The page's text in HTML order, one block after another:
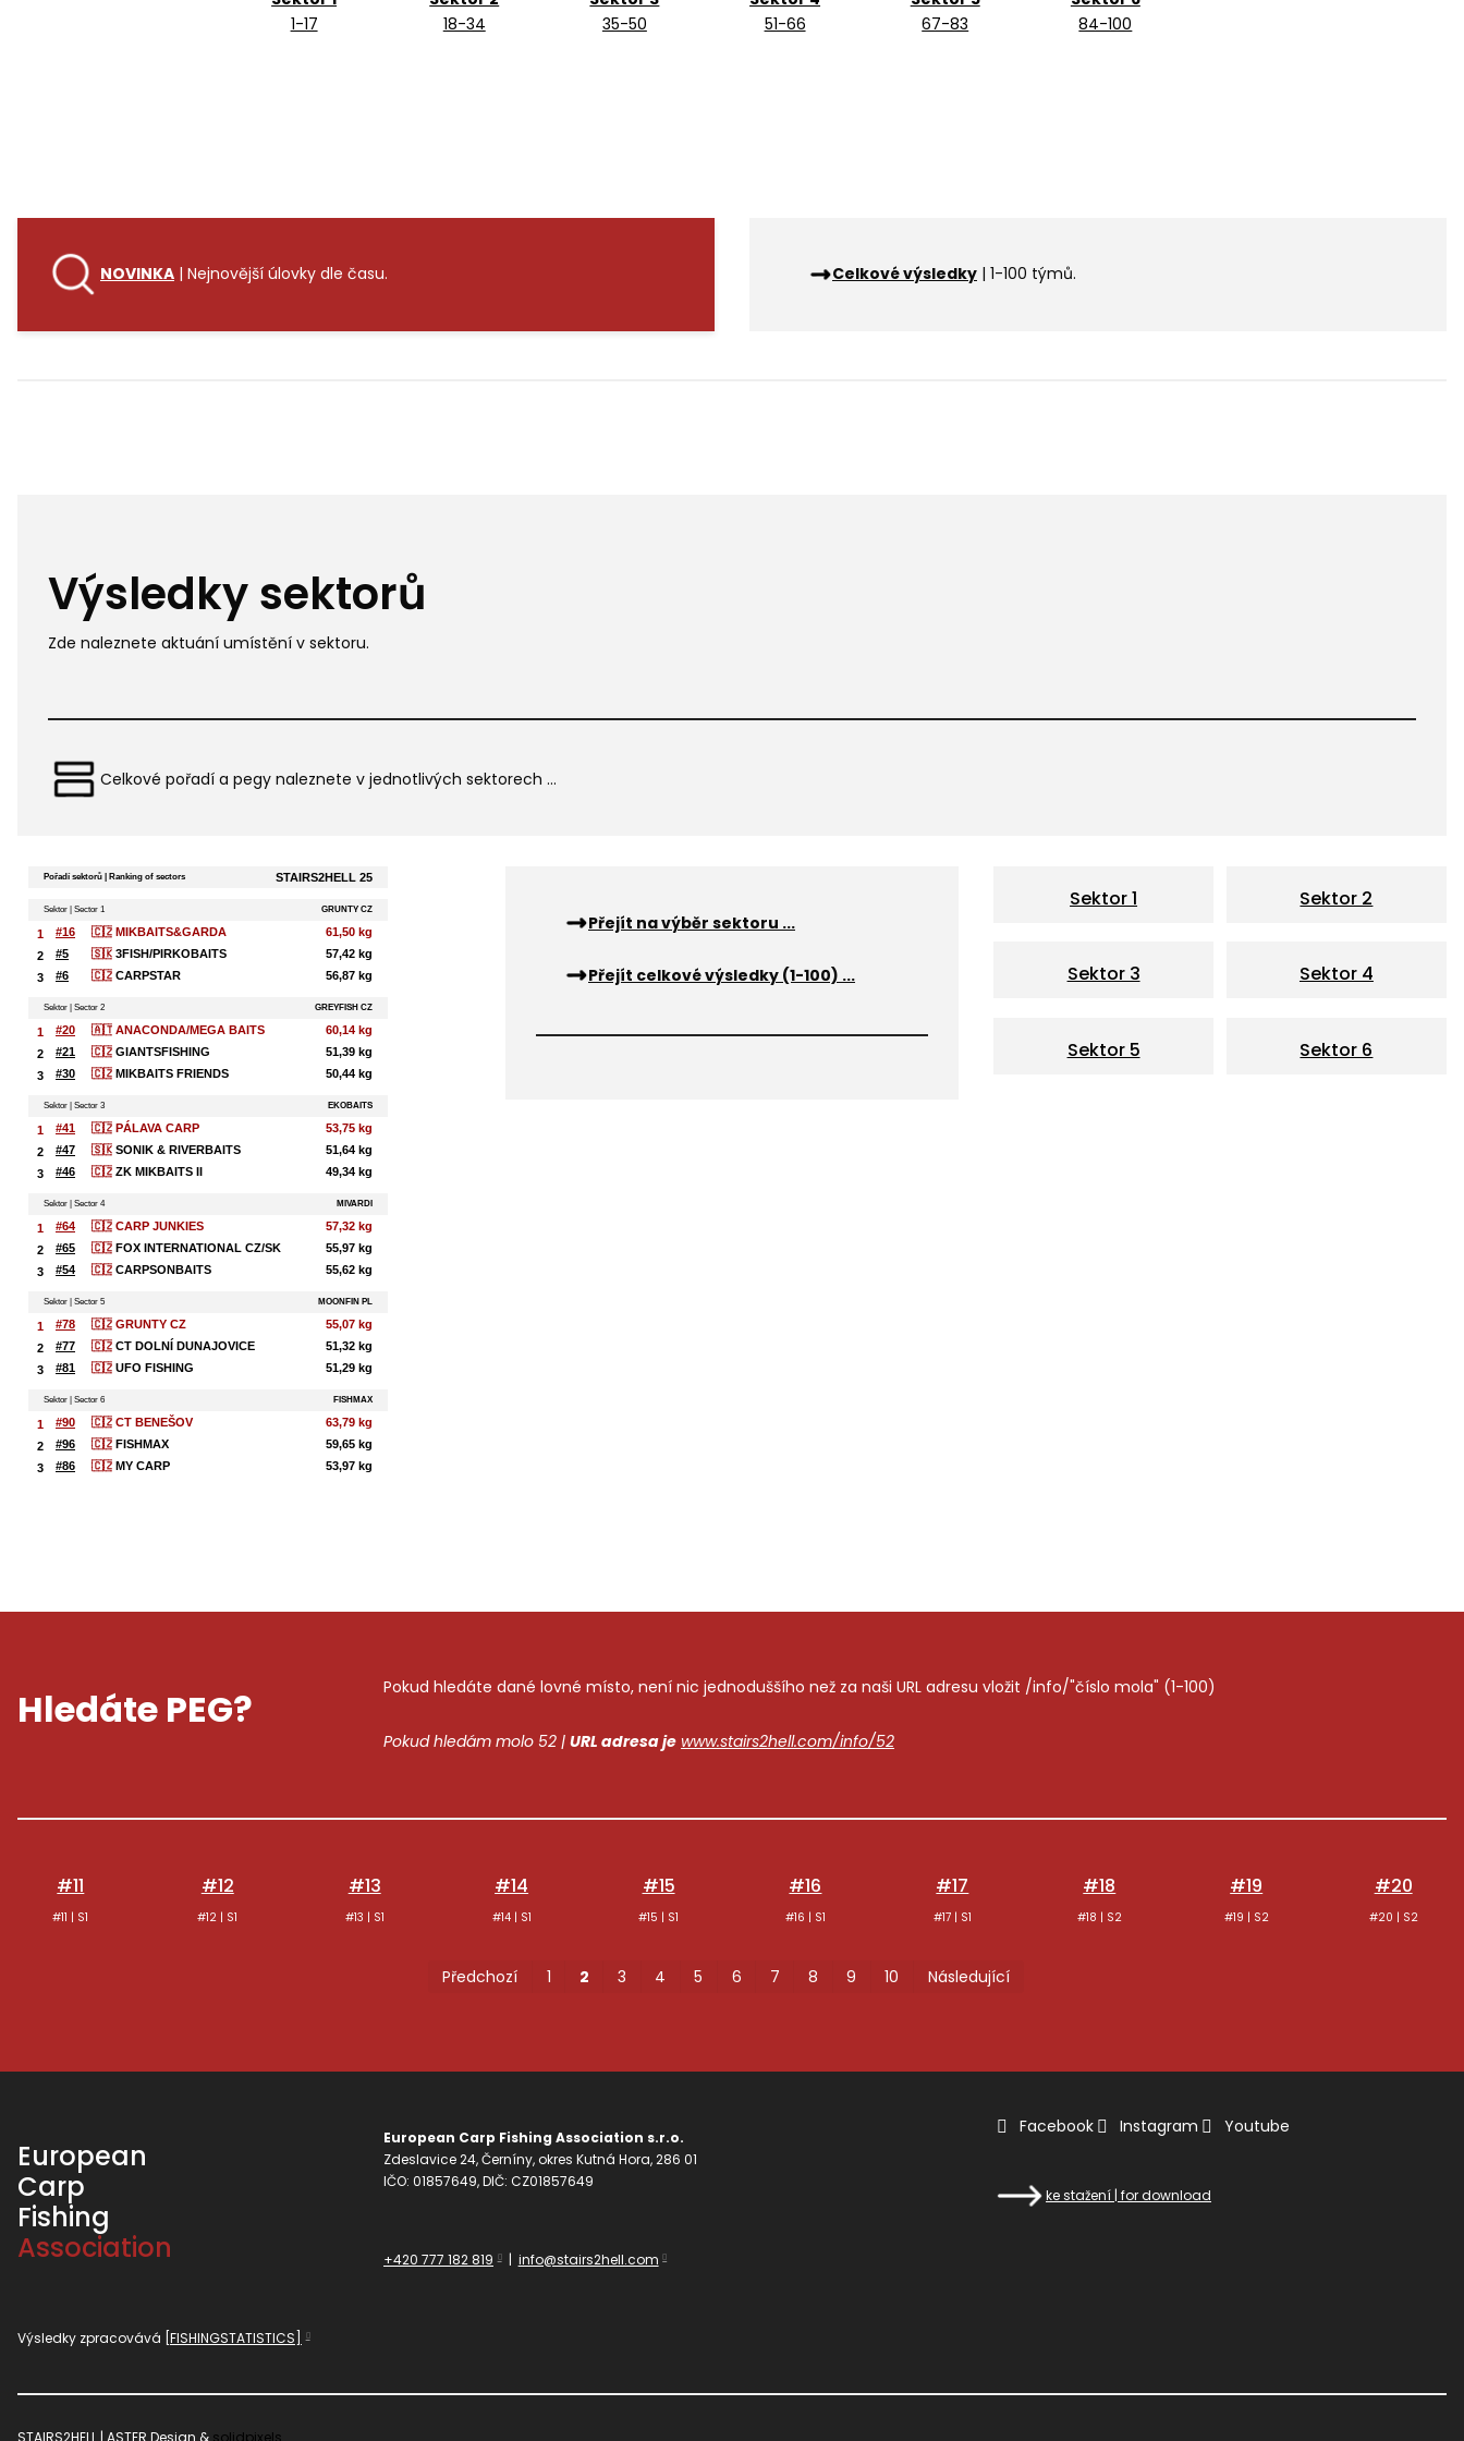
1-17
18-34
35-50
51-66
67-83
84-100
NOVINKA | Nejnovější úlovky dle času. Celkové výsledky | 1-100 týmů.
Výsledky sektorů
Zde naleznete aktuání umístění v sektoru.
Celkové pořadí a pegy naleznete v jednotlivých sektorech ...
Přejít na výběr sektoru ...
Přejít celkové výsledky (1-100) ...
Sektor 1 Sektor 2
Sektor 3 Sektor 4
Sektor 5 Sektor 6
Hledáte PEG? Pokud hledáte dané lovné místo, není nic jednoduššího než za naši URL adresu vložit /info/"číslo mola" (1-100)
Pokud hledám molo 52 | URL adresa je www.stairs2hell.com/info/52
#11
#11 | S1
#12
#12 | S1
#13
#13 | S1
#14
#14 | S1
#15
#15 | S1
#16
#16 | S1
#17
#17 | S1
#18
#18 | S2
#19
#19 | S2
#20
#20 | S2
Předchozí 1 2 3 4 5 6 7 8 9 10 Následující
European
Carp
Fishing
Association
European Carp Fishing Association s.r.o.
Zdeslavice 24, Černíny, okres Kutná Hora, 286 01
IČO: 01857649, DIČ: CZ01857649
+420 777 182 819 | info@stairs2hell.com
Facebook Instagram Youtube
ke stažení | for download
Výsledky zpracovává [FISHINGSTATISTICS]
STAIRS2HELL | ASTER Design & solidpixels.